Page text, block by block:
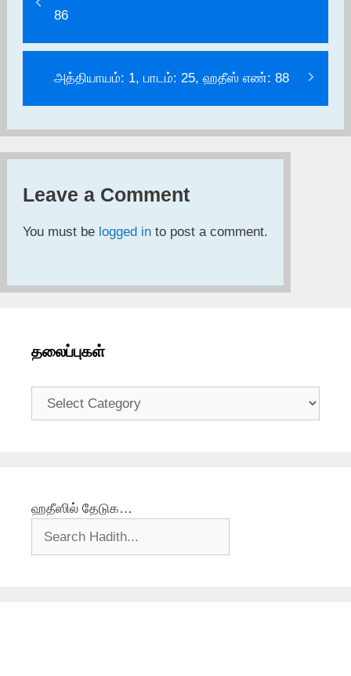
86
அத்தியாயம்: 1, பாடம்: 25, ஹதீஸ் எண்: 88
Leave a Comment
You must be logged in to post a comment.
தலைப்புகள்
தலைப்புகள்
ஹதீஸில் தேடுக…